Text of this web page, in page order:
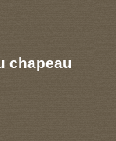
chapeau